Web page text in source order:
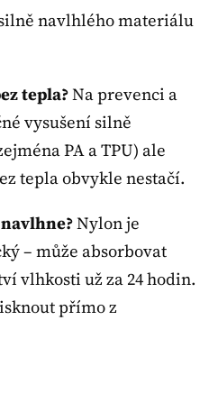
silně navlhlého materiálu
tepla?Na prevenci a
vysušení silně
PA a TPU) ale
tepla obvykle nestačí.
Nylon je
– může absorbovat
vlhkosti už za 24 hodin.
přímo z